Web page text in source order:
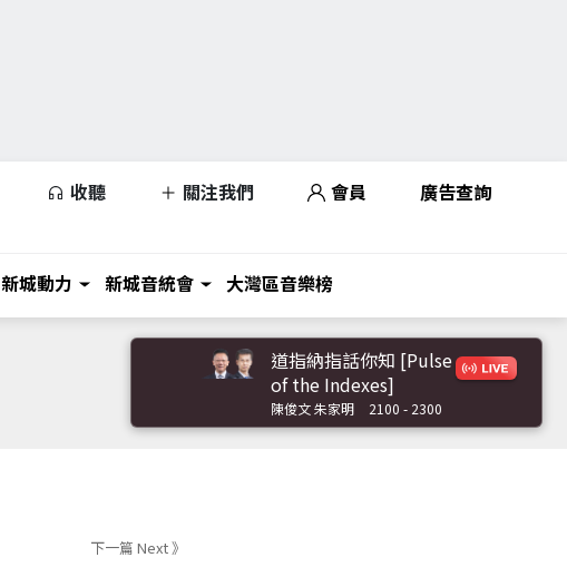
收聽 關注我們 會員 廣告查詢
新城動力 新城音統會 大灣區音樂榜
道指納指話你知 [Pulse
of the Indexes]
陳俊文 朱家明 2100 - 2300
下一篇 Next 》